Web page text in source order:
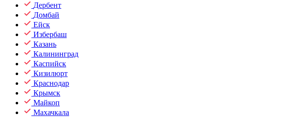
Дербент
Домбай
Ейск
Избербаш
Казань
Калининград
Каспийск
Кизилюрт
Краснодар
Крымск
Майкоп
Махачкала